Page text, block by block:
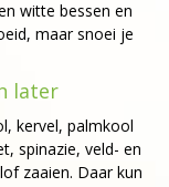
witte bessen en
maar snoei je
later
kervel, palmkool
spinazie, veld- en
zaaien. Daar kun